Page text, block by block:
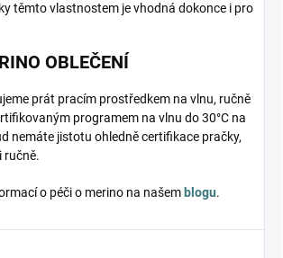
těmto vlastnostem je vhodná dokonce i pro
OBLEČENÍ
prát pracím prostředkem na vlnu, ručně
programem na vlnu do 30°C na
nemáte jistotu ohledně certifikace pračky,
ručně.
o péči o merino na našem blogu.